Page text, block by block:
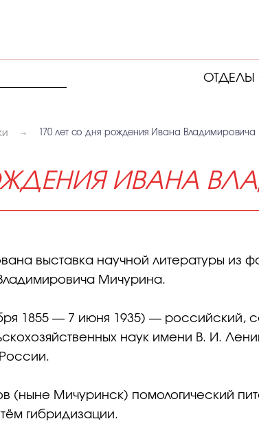
ОТДЕЛЫ
170 лет со дня рождения Ивана
ИВАНА
выставка научной литературы
Мичурина.
1855 — 7 июня 1935) — российский,
наук имени В. И.
(ныне Мичуринск) помологический
гибридизации.